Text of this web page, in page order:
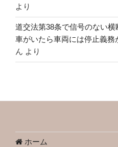
より
道交法第38条で信号のない
車がいたら車両には停止義務
ん より
ホーム